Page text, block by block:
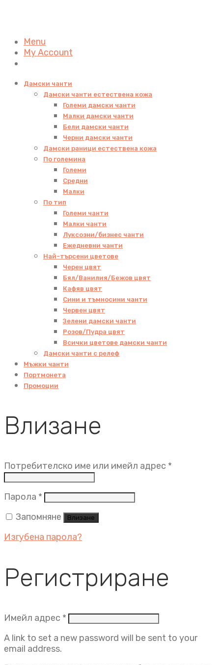
Menu
My Account
Дамски чанти
Дамски чанти естествена кожа
Големи дамски чанти
Малки дамски чанти
Бели дамски чанти
Черни дамски чанти
Дамски раници естествена кожа
По големина
Големи
Средни
Малки
По тип
Големи чанти
Малки чанти
Луксозни/бизнес чанти
Ежедневни чанти
Най-търсени цветове
Черен цвят
Бял/Ванилия/Бежов цвят
Кафяв цвят
Сини и тъмносини чанти
Червен цвят
Зелени дамски чанти
Розов/Пудра цвят
Всички цветове дамски чанти
Дамски чанти с релеф
Мъжки чанти
Портмонета
Промоции
Влизане
Потребителско име или имейл адрес *
Парола * Задължително
Запомняне
Влизане
Изгубена парола?
Регистриране
Имейл адрес * Задължително
A link to set a new password will be sent to your
email address.